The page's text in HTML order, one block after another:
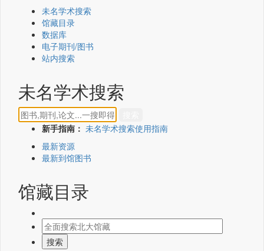
未名学术搜索
馆藏目录
数据库
电子期刊/图书
站内搜索
未名学术搜索
新手指南： 未名学术搜索使用指南
最新资源
最新到馆图书
馆藏目录